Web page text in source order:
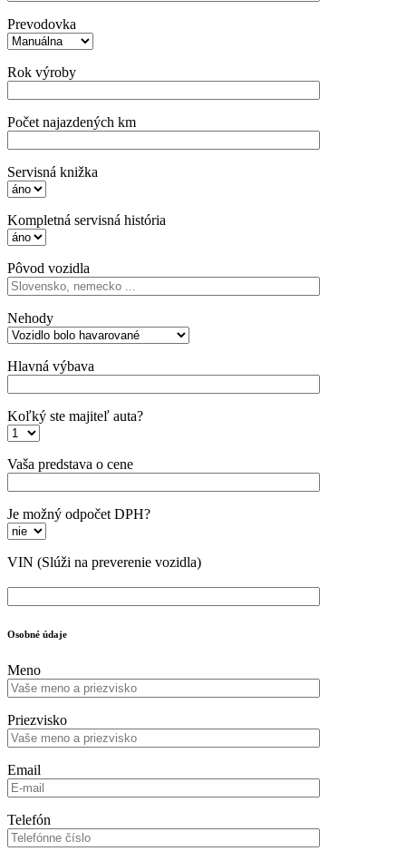
Prevodovka
Rok výroby
Počet najazdených km
Servisná knižka
Kompletná servisná história
Pôvod vozidla
Nehody
Hlavná výbava
Koľký ste majiteľ auta?
Vaša predstava o cene
Je možný odpočet DPH?
VIN (Slúži na preverenie vozidla)
Osobné údaje
Meno
Priezvisko
Email
Telefón